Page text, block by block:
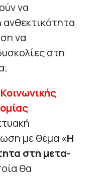
να
να
στη
με θέμα «Η
στη μετα-
θα